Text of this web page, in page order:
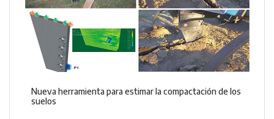
Nueva herramienta para estimar la compactación de los
suelos